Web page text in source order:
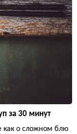
за 30 минут
как о сложном блю